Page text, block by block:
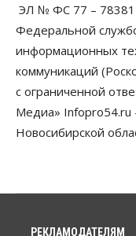
По
листы на
07 Августа 2026, 08:00
Бизнес Власть
привлекать к
России
рублей
ЭЛ № ФС 77 – 78381
Федеральной
информационных
коммуникаций
с ограниченной
Медиа» Infopro54.ru
Новосибирской
РЕКЛАМОДАТЕЛЯМ